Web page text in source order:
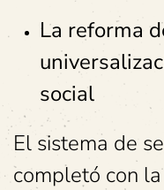
La reforma
social
El sistema de
completó con